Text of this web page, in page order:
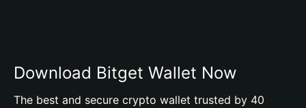
Download Bitget Wallet Now
The best and secure crypto wallet trusted by 40